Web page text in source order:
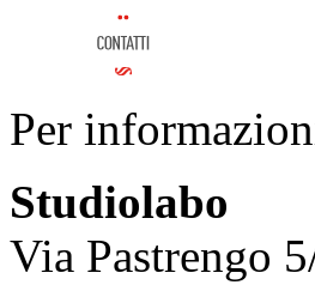
Per
Studiolabo
Via Pastrengo